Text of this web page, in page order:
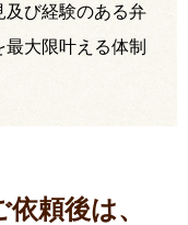
及び経験のある弁
大限叶える体制
頼後は、